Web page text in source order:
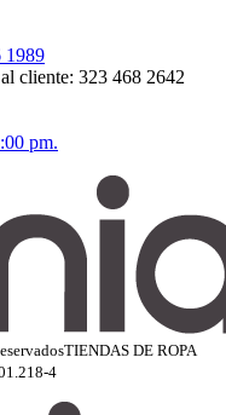
1989
cliente: 323 468 2642
pm.
TIENDAS DE ROPA
4